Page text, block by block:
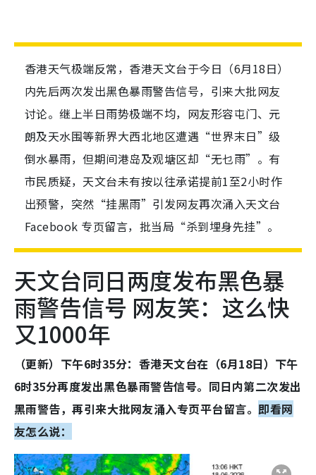
香港天气极端反常，香港天文台于今日（6月18日）
内先后两次发出黑色暴雨警告信号，引来大批网友
讨论。继上半日雨势极端不均，网友形容屯门、元
朗及天水围等新界大西北地区遭遇“世界末日”级
倒水暴雨，但期间港岛及观塘区却“无乜雨”。有
市民质疑，天文台未有按以往承诺提前1至2小时作
出预警，突然“挂黑雨”引发网友再次涌入天文台
Facebook 专页留言，批当局“杀到埋身先挂”。
天文台同日两度发布黑色暴
雨警告信号 网友笑：这么快
又1000年
（更新）下午6时35分：香港天文台在（6月18日）下午
6时35分再度发出黑色暴雨警告信号。同日内第二次发出
黑雨警告，再引来大批网友涌入专页平台留言。即看网
友怎么说：